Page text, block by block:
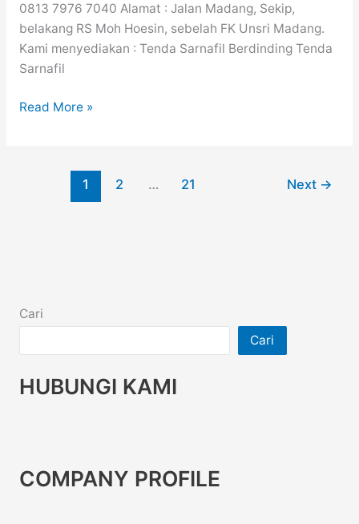
0813 7976 7040 Alamat : Jalan Madang, Sekip,
belakang RS Moh Hoesin, sebelah FK Unsri Madang.
Kami menyediakan : Tenda Sarnafil Berdinding Tenda
Sarnafil
Read More »
1 2 … 21 Next →
Cari
Cari
HUBUNGI KAMI
COMPANY PROFILE